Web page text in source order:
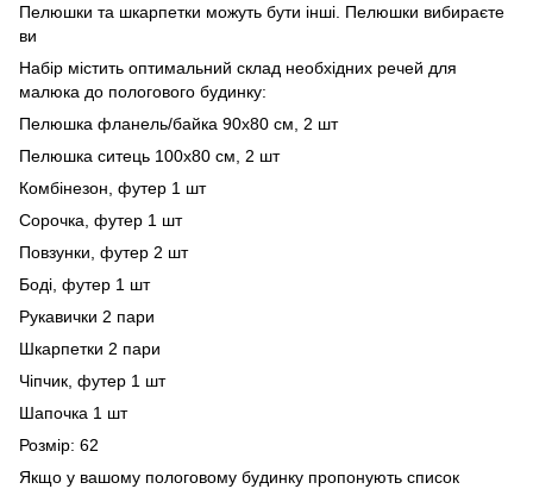
Пелюшки та шкарпетки можуть бути інші. Пелюшки вибираєте
ви
Набір містить оптимальний склад необхідних речей для
малюка до пологового будинку:
Пелюшка фланель/байка 90х80 см, 2 шт
Пелюшка ситець 100х80 см, 2 шт
Комбінезон, футер 1 шт
Сорочка, футер 1 шт
Повзунки, футер 2 шт
Боді, футер 1 шт
Рукавички 2 пари
Шкарпетки 2 пари
Чіпчик, футер 1 шт
Шапочка 1 шт
Розмір: 62
Якщо у вашому пологовому будинку пропонують список